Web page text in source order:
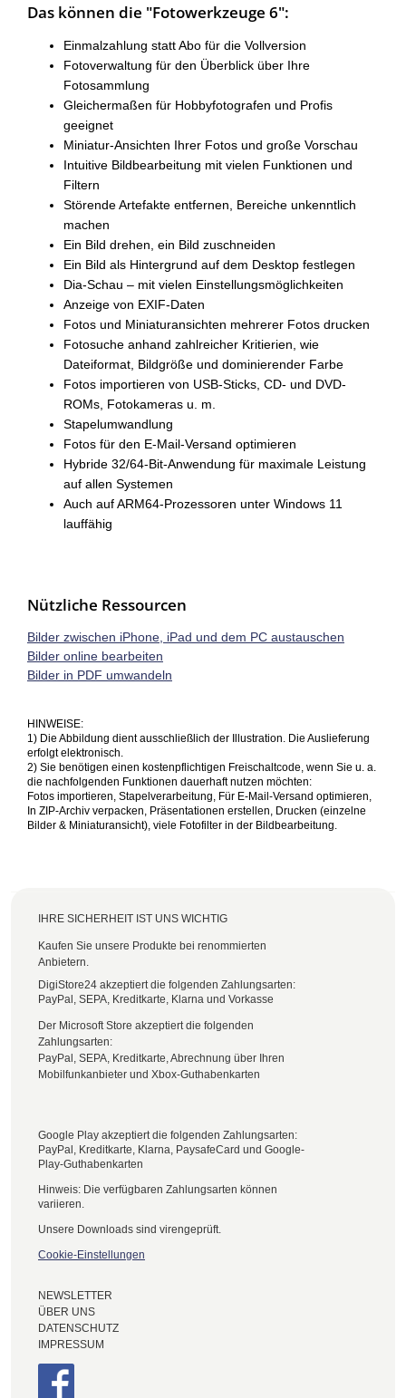
Das können die "Fotowerkzeuge 6":
Einmalzahlung statt Abo für die Vollversion
Fotoverwaltung für den Überblick über Ihre
Fotosammlung
Gleichermaßen für Hobbyfotografen und Profis
geeignet
Miniatur-Ansichten Ihrer Fotos und große Vorschau
Intuitive Bildbearbeitung mit vielen Funktionen und
Filtern
Störende Artefakte entfernen, Bereiche unkenntlich
machen
Ein Bild drehen, ein Bild zuschneiden
Ein Bild als Hintergrund auf dem Desktop festlegen
Dia-Schau – mit vielen Einstellungsmöglichkeiten
Anzeige von EXIF-Daten
Fotos und Miniaturansichten mehrerer Fotos drucken
Fotosuche anhand zahlreicher Kritierien, wie
Dateiformat, Bildgröße und dominierender Farbe
Fotos importieren von USB-Sticks, CD- und DVD-
ROMs, Fotokameras u. m.
Stapelumwandlung
Fotos für den E-Mail-Versand optimieren
Hybride 32/64-Bit-Anwendung für maximale Leistung
auf allen Systemen
Auch auf ARM64-Prozessoren unter Windows 11
lauffähig
Nützliche Ressourcen
Bilder zwischen iPhone, iPad und dem PC austauschen
Bilder online bearbeiten
Bilder in PDF umwandeln
HINWEISE:
1) Die Abbildung dient ausschließlich der Illustration. Die Auslieferung
erfolgt elektronisch.
2) Sie benötigen einen kostenpflichtigen Freischaltcode, wenn Sie u. a.
die nachfolgenden Funktionen dauerhaft nutzen möchten:
Fotos importieren, Stapelverarbeitung, Für E-Mail-Versand optimieren,
In ZIP-Archiv verpacken, Präsentationen erstellen, Drucken (einzelne
Bilder & Miniaturansicht), viele Fotofilter in der Bildbearbeitung.
IHRE SICHERHEIT IST UNS WICHTIG
Kaufen Sie unsere Produkte bei renommierten
Anbietern.
DigiStore24 akzeptiert die folgenden Zahlungsarten:
PayPal, SEPA, Kreditkarte, Klarna und Vorkasse
Der Microsoft Store akzeptiert die folgenden
Zahlungsarten:
PayPal, SEPA, Kreditkarte, Abrechnung über Ihren
Mobilfunkanbieter und Xbox-Guthabenkarten
Google Play akzeptiert die folgenden Zahlungsarten:
PayPal, Kreditkarte, Klarna, PaysafeCard und Google-
Play-Guthabenkarten
Hinweis: Die verfügbaren Zahlungsarten können
variieren.
Unsere Downloads sind virengeprüft.
Cookie-Einstellungen
NEWSLETTER
ÜBER UNS
DATENSCHUTZ
IMPRESSUM